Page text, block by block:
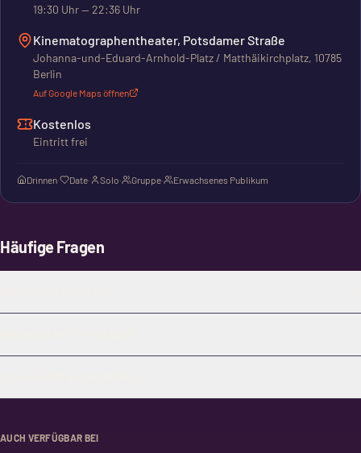
19:30 Uhr— 22:36 Uhr
Kinematographentheater, Potsdamer Straße
Johanna-und-Eduard-Arnhold-Platz / Matthäikirchplatz, 10785
Berlin
Auf Google Maps öffnen
Kostenlos
Eintritt frei
Drinnen· Date· Solo· Gruppe· Erwachsenes Publikum
Häufige Fragen
AUCH VERFÜGBAR BEI